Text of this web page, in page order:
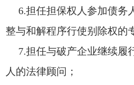
6.担任担保权人参加债务
整与和解程序行使别除权的
7.担任与破产企业继续履
人的法律顾问；